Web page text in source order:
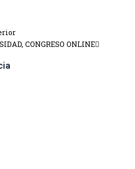
CONGRESO ONLINE